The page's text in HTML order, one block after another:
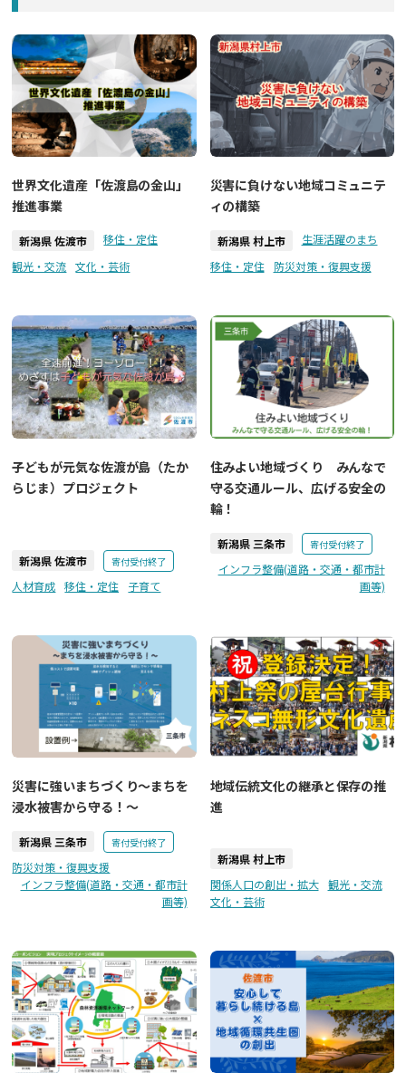
世界文化遺産「佐渡島の金山」
推進事業
新潟県 佐渡市
移住・定住
観光・交流
文化・芸術
災害に負けない地域コミュニテ
ィの構築
新潟県 村上市
生涯活躍のまち
移住・定住
防災対策・復興支援
子どもが元気な佐渡が島（たか
らじま）プロジェクト
新潟県 佐渡市 寄付受付終了
人材育成 移住・定住 子育て
住みよい地域づくり みんなで
守る交通ルール、広げる安全の
輪！
新潟県 三条市 寄付受付終了
インフラ整備(道路・交通・都市計
画等)
災害に強いまちづくり～まちを
浸水被害から守る！～
新潟県 三条市 寄付受付終了
防災対策・復興支援
インフラ整備(道路・交通・都市計
画等)
地域伝統文化の継承と保存の推
進
新潟県 村上市
関係人口の創出・拡大
観光・交流
文化・芸術